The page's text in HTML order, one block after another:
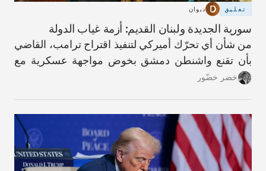
تعليق ديوان
سورية الجديدة ولبنان القديم: أزمة غياب الدولة
من شأن أي تحرّك أميركي لتنفيذ اقتراح ترامب، القاضي
بأن تقنع واشنطن دمشق بخوض مواجهة عسكرية مع
حزب الله، أن يؤدّي إلى عواقب كارثية.
خضر خضّور